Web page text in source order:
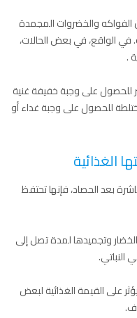
الفواكه والخضروات المجمدة
الواقع، في بعض الحالات،
.
على وجبة خفيفة غنية
للحصول على وجبة غداء أو
الغذائية
بعد الحصاد، فإنها تحتفظ
وتجميدها لمدة تصل إلى
النباتي.
على القيمة الغذائية لبعض